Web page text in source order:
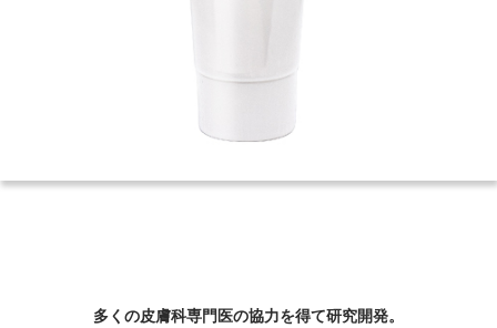
多くの皮膚科専門医の協力を得て研究開発。